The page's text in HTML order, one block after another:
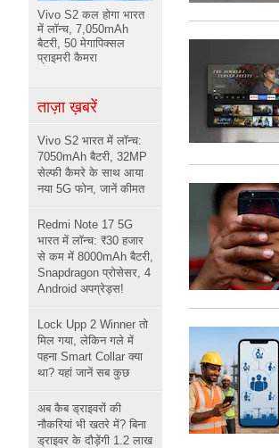
Vivo S2 कल होगा भारत
में लॉन्च, 7,050mAh
बैटरी, 50 मेगापिक्सल
प्राइमरी कैमरा
ताज़ा ख़बरें
Vivo S2 भारत में लॉन्च:
7050mAh बैटरी, 32MP
सेल्फी कैमरे के साथ आया
नया 5G फोन, जानें कीमत
Redmi Note 17 5G
भारत में लॉन्च: ₹30 हजार
से कम में 8000mAh बैटरी,
Snapdragon प्रोसेसर, 4
Android अपग्रेड्स!
Lock Upp 2 Winner तो
मिल गया, लेकिन गले में
पहना Smart Collar क्या
था? यहां जानें सब कुछ
अब कैब ड्राइवरों की
नौकरियां भी खतरे में? बिना
ड्राइवर के दौड़ेंगी 1.2 लाख